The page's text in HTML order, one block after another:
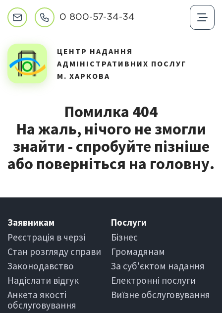
0 800-57-34-34
ЦЕНТР НАДАННЯ
АДМІНІСТРАТИВНИХ ПОСЛУГ
М. ХАРКОВА
Помилка 404
На жаль, нічого не змогли
знайти - спробуйте пізніше
або поверніться на головну.
Заявникам
Реєстрація в черзi
Стан розгляду справи
Законодавство
Надіслати вiдгук
Анкета якості
обслуговування
Послуги
Бiзнес
Громадянам
За суб'єктом надання
Електроннi послуги
Виїзне обслуговування